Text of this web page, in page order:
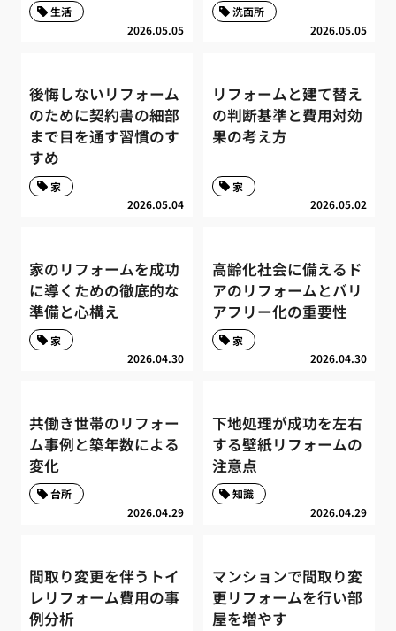
2026.05.05
生活
2026.05.05
洗面所
後悔しないリフォーム
のために契約書の細部
まで目を通す習慣のす
すめ
2026.05.04
家
リフォームと建て替え
の判断基準と費用対効
果の考え方
2026.05.02
家
家のリフォームを成功
に導くための徹底的な
準備と心構え
2026.04.30
家
高齢化社会に備えるド
アのリフォームとバリ
アフリー化の重要性
2026.04.30
家
共働き世帯のリフォー
ム事例と築年数による
変化
2026.04.29
台所
下地処理が成功を左右
する壁紙リフォームの
注意点
2026.04.29
知識
間取り変更を伴うトイ
レリフォーム費用の事
例分析
マンションで間取り変
更リフォームを行い部
屋を増やす